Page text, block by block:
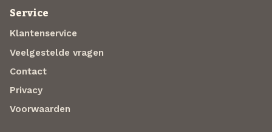
Service
Klantenservice
Veelgestelde vragen
Contact
Privacy
Voorwaarden